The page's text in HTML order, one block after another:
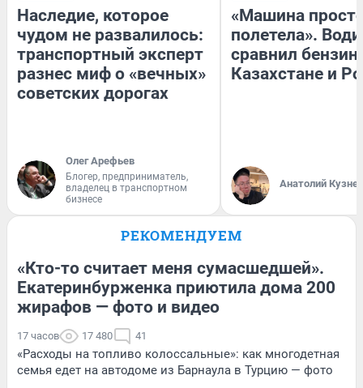
Наследие, которое
чудом не развалилось:
транспортный эксперт
разнес миф о «вечных»
советских дорогах
Олег Арефьев
Блогер, предприниматель,
владелец в транспортном
бизнесе
«Машина
полетела».
сравнил бензин
Казахстане и
Анатолий
РЕКОМЕНДУЕМ
«Кто-то считает меня сумасшедшей».
Екатеринбурженка приютила дома 200
жирафов — фото и видео
17 часов 17 480 41
«Расходы на топливо колоссальные»: как многодетная
семья едет на автодоме из Барнаула в Турцию — фото